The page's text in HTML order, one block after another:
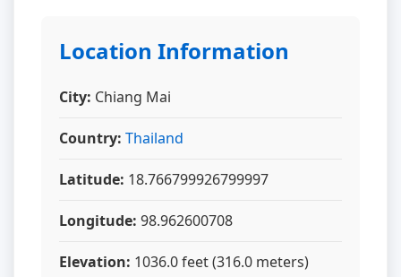
Location Information
City: Chiang Mai
Country: Thailand
Latitude: 18.766799926799997
Longitude: 98.962600708
Elevation: 1036.0 feet (316.0 meters)